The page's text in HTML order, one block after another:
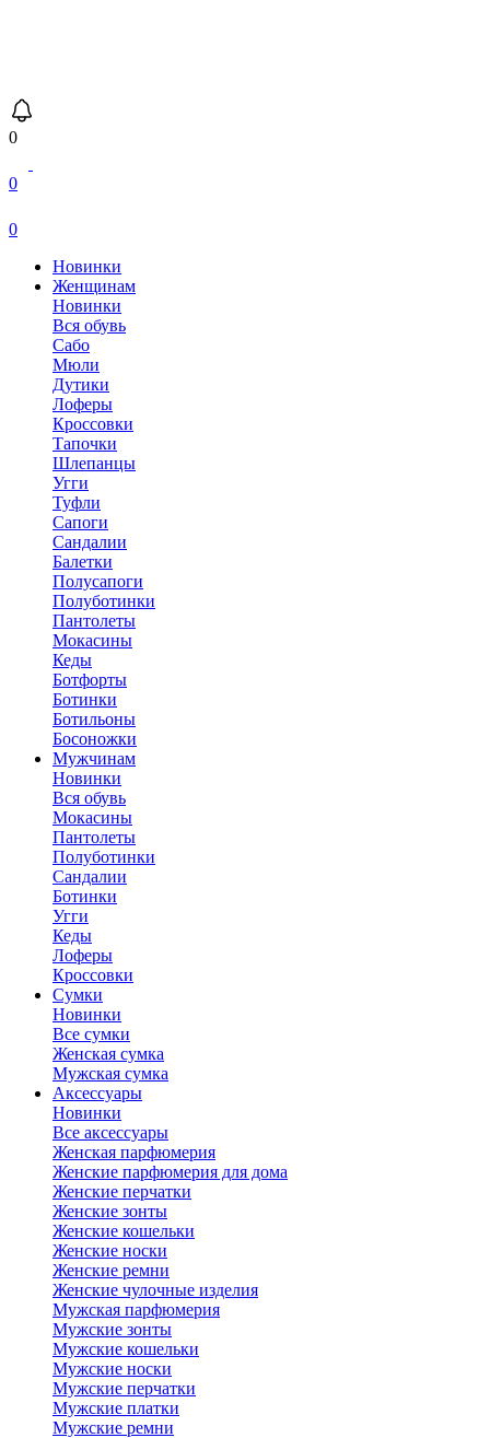
0
0
0
Новинки
Женщинам
Новинки
Вся обувь
Сабо
Мюли
Дутики
Лоферы
Кроссовки
Тапочки
Шлепанцы
Угги
Туфли
Сапоги
Сандалии
Балетки
Полусапоги
Полуботинки
Пантолеты
Мокасины
Кеды
Ботфорты
Ботинки
Ботильоны
Босоножки
Мужчинам
Новинки
Вся обувь
Мокасины
Пантолеты
Полуботинки
Сандалии
Ботинки
Угги
Кеды
Лоферы
Кроссовки
Сумки
Новинки
Все сумки
Женская сумка
Мужская сумка
Аксессуары
Новинки
Все аксессуары
Женская парфюмерия
Женские парфюмерия для дома
Женские перчатки
Женские зонты
Женские кошельки
Женские носки
Женские ремни
Женские чулочные изделия
Мужская парфюмерия
Мужские зонты
Мужские кошельки
Мужские носки
Мужские перчатки
Мужские платки
Мужские ремни